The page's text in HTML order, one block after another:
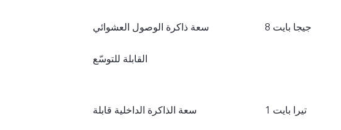
سعة ذاكرة الوصول العشوائي
القابلة للتوسّع
8 جيجا بايت
سعة الذاكرة الداخلية قابلة 1 تيرا بايت